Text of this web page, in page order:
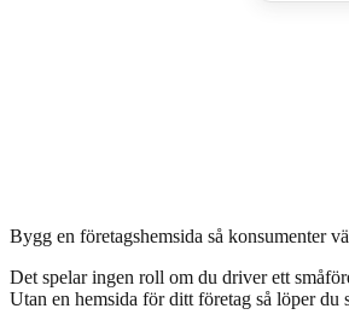
Bygg en företagshemsida så konsumenter
Det spelar ingen roll om du driver ett
Utan en hemsida för ditt företag så löper